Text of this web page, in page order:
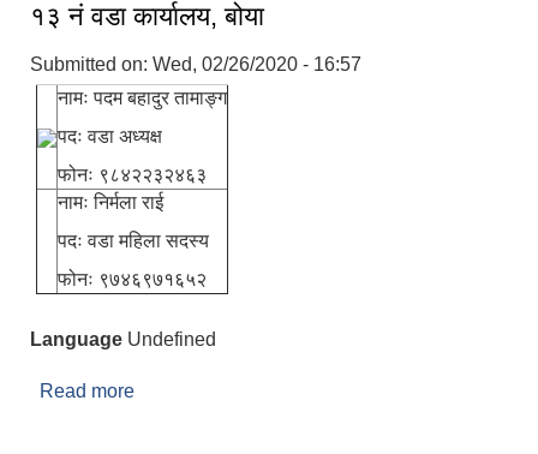
१३ नं वडा कार्यालय, बोया
Submitted on: Wed, 02/26/2020 - 16:57
नामः पदम बहादुर तामाङ्ग
पदः वडा अध्यक्ष
फोनः ९८४२२३२४६३
नामः निर्मला राई
पदः वडा महिला सदस्य
फोनः ९७४६९७१६५२
Language Undefined
Read more